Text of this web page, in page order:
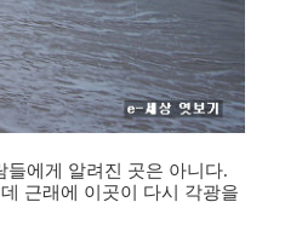
들에게 알려진 곳은 아니다.
근래에 이곳이 다시 각광을